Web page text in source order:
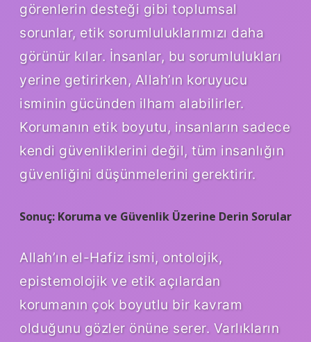
görenlerin desteği gibi toplumsal
sorunlar, etik sorumluluklarımızı daha
görünür kılar. İnsanlar, bu sorumlulukları
yerine getirirken, Allah’ın koruyucu
isminin gücünden ilham alabilirler.
Korumanın etik boyutu, insanların sadece
kendi güvenliklerini değil, tüm insanlığın
güvenliğini düşünmelerini gerektirir.
Sonuç: Koruma ve Güvenlik Üzerine Derin Sorular
Allah’ın el-Hafiz ismi, ontolojik,
epistemolojik ve etik açılardan
korumanın çok boyutlu bir kavram
olduğunu gözler önüne serer. Varlıkların